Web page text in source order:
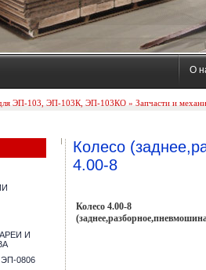
О
для ЭП-103, ЭП-103К, ЭП-103КО » Запчасти и
И
0806
Колесо
4.00-8
Колесо 4.00-8